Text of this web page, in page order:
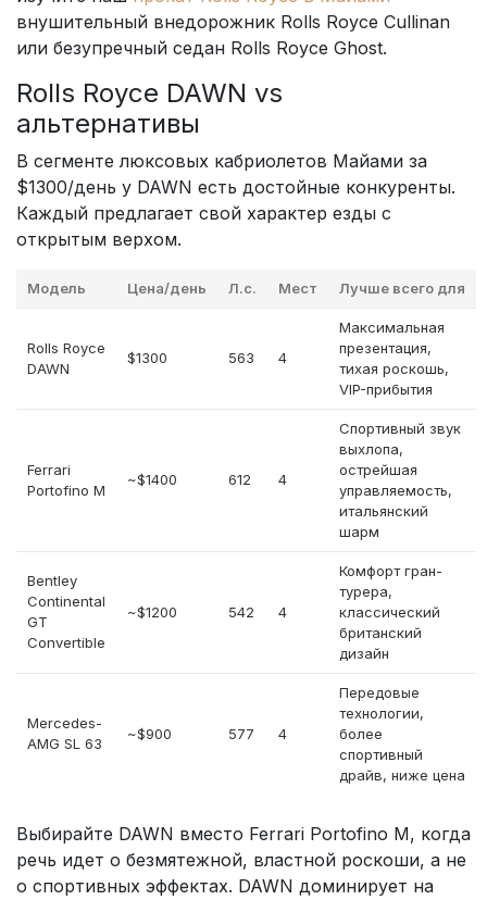
внушительный внедорожник Rolls Royce Cullinan
или безупречный седан Rolls Royce Ghost.
Rolls Royce DAWN vs
альтернативы
В сегменте люксовых кабриолетов Майами за
$1300/день у DAWN есть достойные конкуренты.
Каждый предлагает свой характер езды с
открытым верхом.
Модель Цена/день Л.с. Мест Лучше всего для
Rolls Royce
DAWN
$1300 563 4
Максимальная
презентация,
тихая роскошь,
VIP-прибытия
Ferrari
Portofino M
~$1400 612 4
Спортивный звук
выхлопа,
острейшая
управляемость,
итальянский
шарм
Bentley
Continental
GT
Convertible
~$1200 542 4
Комфорт гран-
турера,
классический
британский
дизайн
Mercedes-
AMG SL 63
~$900 577 4
Передовые
технологии,
более
спортивный
драйв, ниже цена
Выбирайте DAWN вместо Ferrari Portofino M, когда
речь идет о безмятежной, властной роскоши, а не
о спортивных эффектах. DAWN доминирует на